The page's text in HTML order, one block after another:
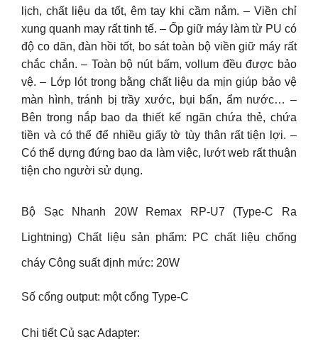
lịch, chất liệu da tốt, êm tay khi cầm nắm. – Viền chỉ
xung quanh may rất tinh tế. – Ốp giữ máy làm từ PU có
độ co dãn, đàn hồi tốt, bo sát toàn bộ viền giữ máy rất
chắc chắn. – Toàn bộ nút bấm, vollum đều được bảo
vệ. – Lớp lót trong bằng chất liệu da mịn giúp bảo vệ
màn hình, tránh bị trầy xước, bụi bẩn, ẩm nước… –
Bên trong nắp bao da thiết kế ngăn chứa thẻ, chứa
tiền và có thể để nhiều giấy tờ tùy thân rất tiện lợi. –
Có thể dựng đứng bao da làm việc, lướt web rất thuận
tiện cho người sử dụng.
Bộ Sạc Nhanh 20W Remax RP-U7 (Type-C Ra
Lightning) Chất liệu sản phẩm: PC chất liệu chống
cháy Công suất định mức: 20W
Số cổng output: một cổng Type-C
Chi tiết Củ sạc Adapter: